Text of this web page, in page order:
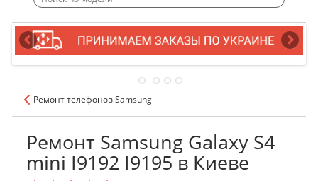
Ремонт телефонов Samsung
Ремонт Samsung Galaxy S4
mini I9192 I9195 в Киеве